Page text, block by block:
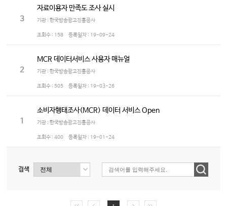
3
자료이용자 만족도 조사 실시
기관 : 한국방송광고진흥공사
조회수 : 158 등록일자 : 19-09-24
2
MCR 데이터서비스 사용자 매뉴얼
기관 : 한국방송광고진흥공사
조회수 : 505 등록일자 : 19-03-26
1
소비자행태조사(MCR) 데이터 서비스 Open
기관 : 한국방송광고진흥공사
조회수 : 400 등록일자 : 19-01-24
검색